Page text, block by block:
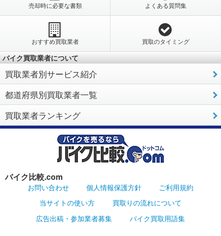
売却時に必要な書類 よくある質問集
おすすめ買取業者 買取のタイミング
バイク買取業者について
買取業者別サービス紹介
都道府県別買取業者一覧
買取業者ランキング
バイク比較.com
お問い合わせ 個人情報保護方針
ご利用規約
当サイトの使い方
買取りの流れについて
広告出稿・参加業者募集
バイク買取用語集